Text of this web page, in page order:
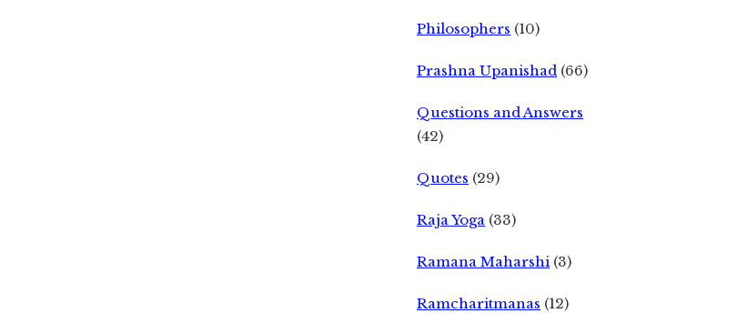
Philosophers (10)
Prashna Upanishad (66)
Questions and Answers
(42)
Quotes (29)
Raja Yoga (33)
Ramana Maharshi (3)
Ramcharitmanas (12)